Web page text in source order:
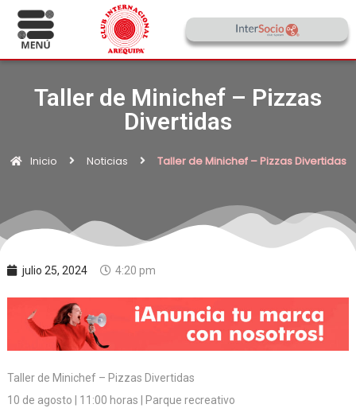
Taller de Minichef – Pizzas
Divertidas
Inicio Noticias Taller de Minichef – Pizzas Divertidas
julio 25, 2024 4:20 pm
Taller de Minichef – Pizzas Divertidas
10 de agosto | 11:00 horas | Parque recreativo